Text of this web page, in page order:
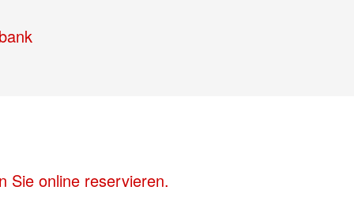
Sie online reservieren.